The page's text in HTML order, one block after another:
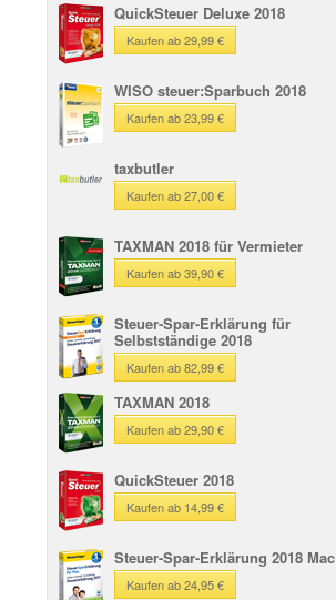
QuickSteuer Deluxe 2018
Kaufen ab 29,99 €
WISO steuer:Sparbuch 2018
Kaufen ab 23,99 €
taxbutler
Kaufen ab 27,00 €
TAXMAN 2018 für Vermieter
Kaufen ab 39,90 €
Steuer-Spar-Erklärung für
Selbstständige 2018
Kaufen ab 82,99 €
TAXMAN 2018
Kaufen ab 29,90 €
QuickSteuer 2018
Kaufen ab 14,99 €
Steuer-Spar-Erklärung 2018 Mac
Kaufen ab 24,95 €